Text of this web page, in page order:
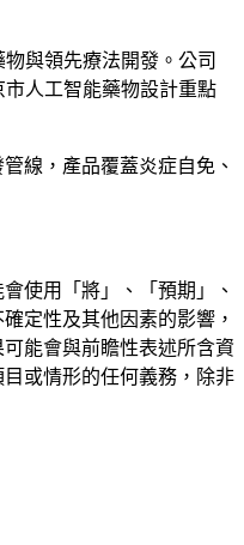
與領先療法開發。公司
人工智能藥物設計重點
線，產品覆蓋炎症自免、
使用 「 將 」 、 「 預期 」
、
定性及其他因素的影響，
能會與前瞻性表述所含資
或情形的任何義務，除非